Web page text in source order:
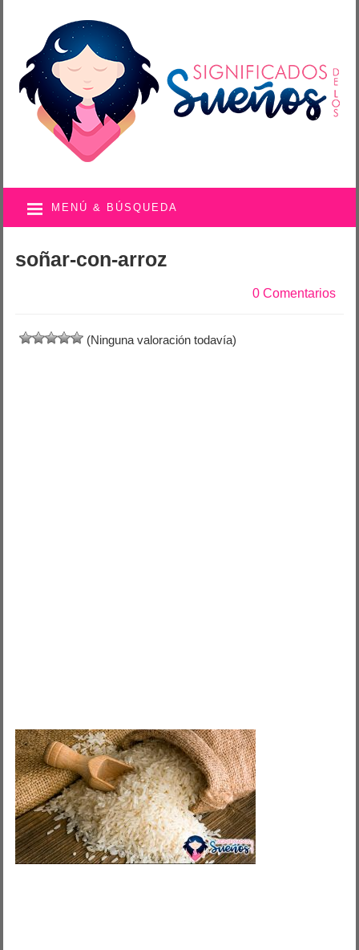
MENÚ & BÚSQUEDA
soñar-con-arroz
0 Comentarios
(Ninguna valoración todavía)